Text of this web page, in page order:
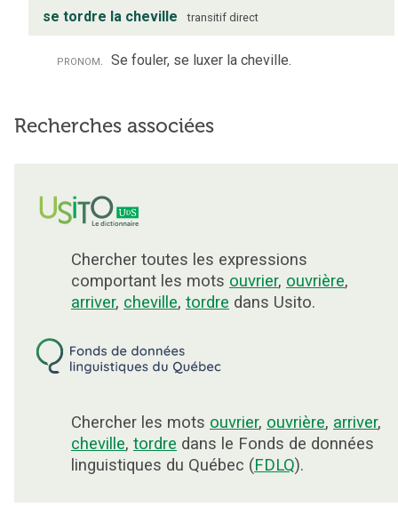
se tordre la cheville transitif direct
pronom. Se fouler, se luxer la cheville.
Recherches associées
Chercher toutes les expressions
comportant les mots ouvrier, ouvrière,
arriver, cheville, tordre dans Usito.
Chercher les mots ouvrier, ouvrière, arriver,
cheville, tordre dans le Fonds de données
linguistiques du Québec (FDLQ).